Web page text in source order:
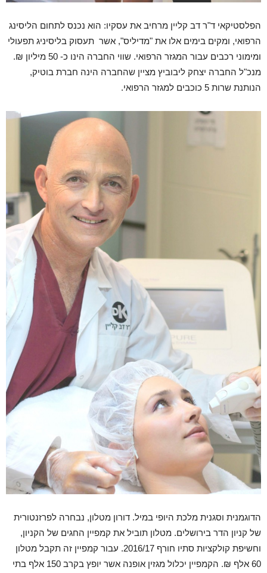
הפלסטיקאי ד"ר דב קליין מרחיב את עסקיו: הוא נכנס לתחום הליסינג
הרפואי, ומקים בימים אלו את "מדיליס", אשר תעסוק בליסיניג תפעולי
ומימוני רכבים עבור המגזר הרפואי. שווי החברה הינו כ- 50 מיליון ₪.
מנכ"ל החברה יצחק ליבוביץ מציין שהחברה הינה חברת בוטיק,
הנותנת שרות 5 כוכבים למגזר הרפואי.
הדוגמנית וסגנית מלכת היופי במיל. דורון מטלון, נבחרה לפרזנטורית
של קניון הדר בירושלים. מטלון תוביל את קמפיין החגים של הקניון,
וחשיפת קולקציות סתיו חורף 2016/17. עבור קמפיין זה תקבל מטלון
60 אלף ₪. הקמפיין יכלול מגזין אופנה אשר יופץ בקרב 150 אלף בתי